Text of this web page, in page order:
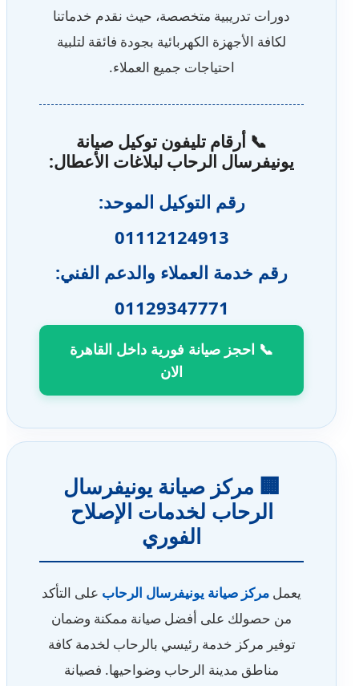
دورات تدريبية متخصصة، حيث نقدم خدماتنا
لكافة الأجهزة الكهربائية بجودة فائقة لتلبية
احتياجات جميع العملاء.
📞 أرقام تليفون توكيل صيانة
يونيفرسال الرحاب لبلاغات الأعطال:
رقم التوكيل الموحد:
01112124913
رقم خدمة العملاء والدعم الفني:
01129347771
📞 احجز صيانة فورية داخل القاهرة
الان
🏢 مركز صيانة يونيفرسال
الرحاب لخدمات الإصلاح
الفوري
يعمل مركز صيانة يونيفرسال الرحاب على التأكد
من حصولك على أفضل صيانة ممكنة وضمان
توفير مركز خدمة رئيسي بالرحاب لخدمة كافة
مناطق مدينة الرحاب وضواحيها. فصيانة